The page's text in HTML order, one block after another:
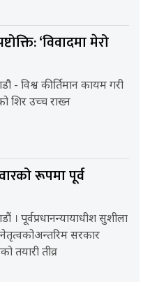
‘विवादमा मेरो
- विश्व कीर्तिमान कायम गरी
शिर उच्च राख्न
रूपमा पूर्व
। पूर्वप्रधानन्यायाधीश सुशीला
नेतृत्वकोअन्तरिम सरकार
तयारी तीव्र